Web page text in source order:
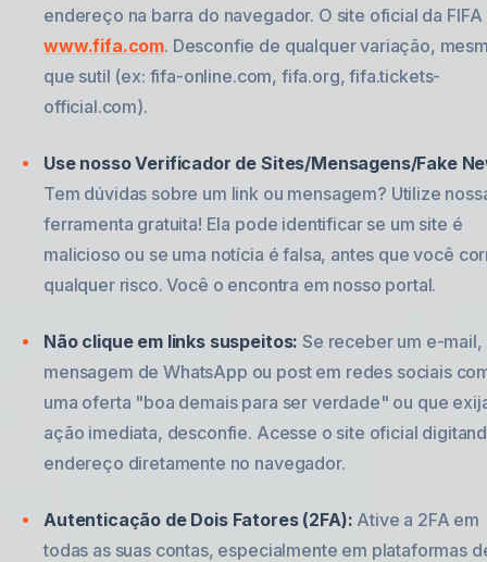
endereço na barra do navegador. O site oficial da FIFA
www.fifa.com. Desconfie de qualquer variação,
que sutil (ex: fifa-online.com, fifa.org, fifa.tickets-
official.com).
Use nosso Verificador de Sites/Mensagens/Fake
Tem dúvidas sobre um link ou mensagem? Utilize
ferramenta gratuita! Ela pode identificar se um site é
malicioso ou se uma notícia é falsa, antes que você
qualquer risco. Você o encontra em nosso portal.
Não clique em links suspeitos: Se receber um e-mail,
mensagem de WhatsApp ou post em redes sociais
uma oferta "boa demais para ser verdade" ou que
ação imediata, desconfie. Acesse o site oficial
endereço diretamente no navegador.
Autenticação de Dois Fatores (2FA): Ative a 2FA em
todas as suas contas, especialmente em plataformas